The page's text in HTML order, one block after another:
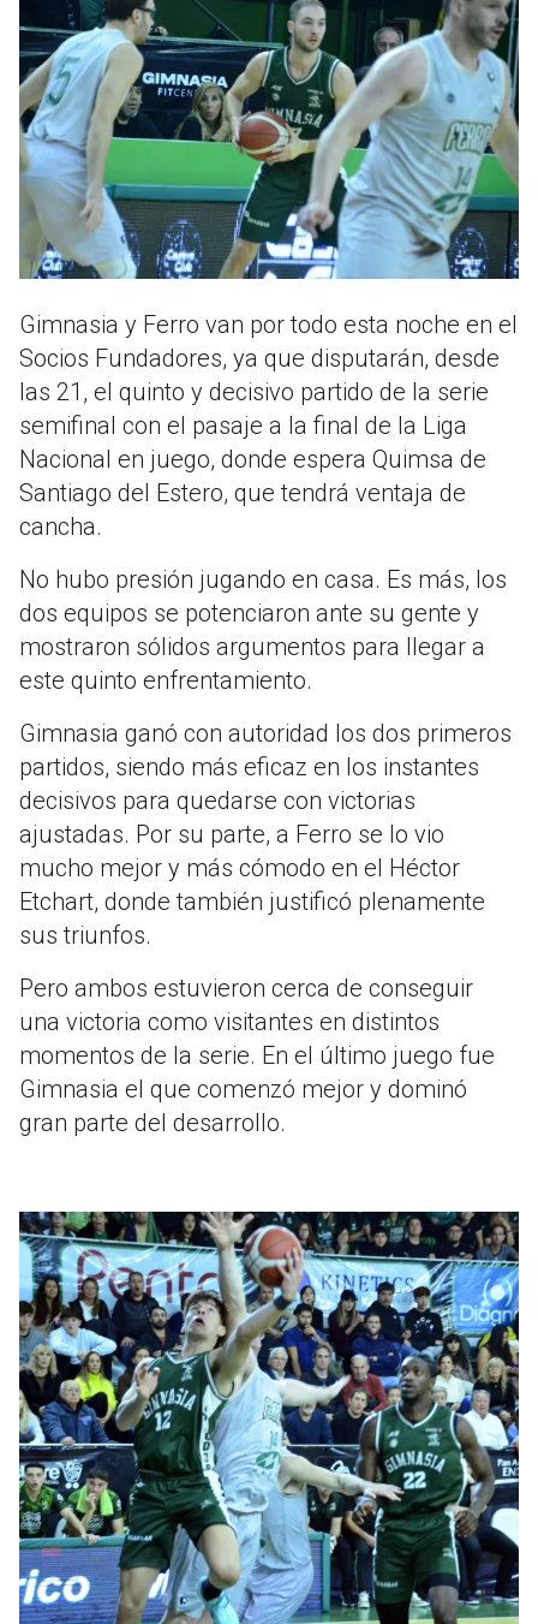
Gimnasia y Ferro van por todo esta noche en el
Socios Fundadores, ya que disputarán, desde
las 21, el quinto y decisivo partido de la serie
semifinal con el pasaje a la final de la Liga
Nacional en juego, donde espera Quimsa de
Santiago del Estero, que tendrá ventaja de
cancha.
No hubo presión jugando en casa. Es más, los
dos equipos se potenciaron ante su gente y
mostraron sólidos argumentos para llegar a
este quinto enfrentamiento.
Gimnasia ganó con autoridad los dos primeros
partidos, siendo más eficaz en los instantes
decisivos para quedarse con victorias
ajustadas. Por su parte, a Ferro se lo vio
mucho mejor y más cómodo en el Héctor
Etchart, donde también justificó plenamente
sus triunfos.
Pero ambos estuvieron cerca de conseguir
una victoria como visitantes en distintos
momentos de la serie. En el último juego fue
Gimnasia el que comenzó mejor y dominó
gran parte del desarrollo.